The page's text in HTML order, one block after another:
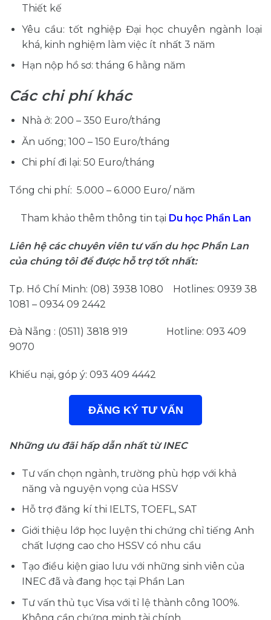
Thiết kế
Yêu cầu: tốt nghiệp Đại học chuyên ngành loại
khá, kinh nghiệm làm việc ít nhất 3 năm
Hạn nộp hồ sơ: tháng 6 hằng năm
Các chi phí khác
Nhà ở: 200 – 350 Euro/tháng
Ăn uống; 100 – 150 Euro/tháng
Chi phí đi lại: 50 Euro/tháng
Tổng chi phí: 5.000 – 6.000 Euro/ năm
Tham khảo thêm thông tin tại Du học Phần Lan
Liên hệ các chuyên viên tư vấn du học Phần Lan
của chúng tôi để được hỗ trợ tốt nhất:
Tp. Hồ Chí Minh: (08) 3938 1080 Hotlines: 0939 38
1081 – 0934 09 2442
Đà Nẵng : (0511) 3818 919 Hotline: 093 409
9070
Khiếu nại, góp ý: 093 409 4442
ĐĂNG KÝ TƯ VẤN
Những ưu đãi hấp dẫn nhất từ INEC
Tư vấn chọn ngành, trường phù hợp với khả
năng và nguyện vọng của HSSV
Hỗ trợ đăng kí thi IELTS, TOEFL, SAT
Giới thiệu lớp học luyện thi chứng chỉ tiếng Anh
chất lượng cao cho HSSV có nhu cầu
Tạo điều kiện giao lưu với những sinh viên của
INEC đã và đang học tại Phần Lan
Tư vấn thủ tục Visa với tỉ lệ thành công 100%.